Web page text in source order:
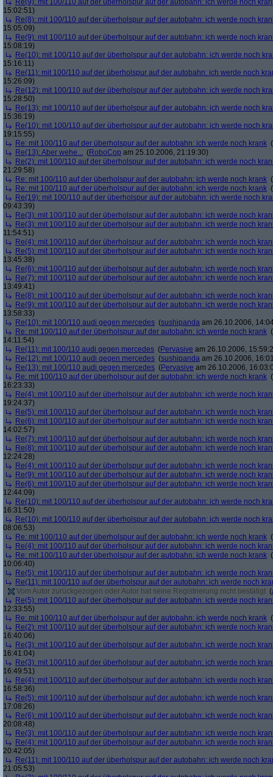
Re(9): mit 100/110 auf der überholspur auf der autobahn: ich werde noch
15:02:51)
Re(8): mit 100/110 auf der überholspur auf der autobahn: ich werde noch
15:05:09)
Re(9): mit 100/110 auf der überholspur auf der autobahn: ich werde noch
15:08:19)
Re(10): mit 100/110 auf der überholspur auf der autobahn: ich werde noch
15:16:11)
Re(11): mit 100/110 auf der überholspur auf der autobahn: ich werde noch
15:26:09)
Re(12): mit 100/110 auf der überholspur auf der autobahn: ich werde noch
15:28:50)
Re(13): mit 100/110 auf der überholspur auf der autobahn: ich werde noch
15:36:19)
Re(10): mit 100/110 auf der überholspur auf der autobahn: ich werde noch
19:15:55)
Re: mit 100/110 auf der überholspur auf der autobahn: ich werde noch krank (
Re(13): Aber wehe... (RoboCop am 25.10.2006, 21:19:30)
Re(2): mit 100/110 auf der überholspur auf der autobahn: ich werde noch
21:29:58)
Re: mit 100/110 auf der überholspur auf der autobahn: ich werde noch krank (
Re: mit 100/110 auf der überholspur auf der autobahn: ich werde noch krank (
Re(19): mit 100/110 auf der überholspur auf der autobahn: ich werde noch
09:43:39)
Re(3): mit 100/110 auf der überholspur auf der autobahn: ich werde noch
Re(3): mit 100/110 auf der überholspur auf der autobahn: ich werde noch
11:54:51)
Re(4): mit 100/110 auf der überholspur auf der autobahn: ich werde noch
Re(5): mit 100/110 auf der überholspur auf der autobahn: ich werde noch
13:45:38)
Re(6): mit 100/110 auf der überholspur auf der autobahn: ich werde noch
Re(7): mit 100/110 auf der überholspur auf der autobahn: ich werde noch
13:49:41)
Re(8): mit 100/110 auf der überholspur auf der autobahn: ich werde noch
Re(9): mit 100/110 auf der überholspur auf der autobahn: ich werde noch
13:58:33)
Re(10): mit 100/110 audi gegen mercedes (sushipanda am 26.10.2006,
Re: mit 100/110 auf der überholspur auf der autobahn: ich werde noch krank (
14:11:54)
Re(11): mit 100/110 audi gegen mercedes (Pervasive am 26.10.2006,
Re(12): mit 100/110 audi gegen mercedes (sushipanda am 26.10.2006,
Re(13): mit 100/110 audi gegen mercedes (Pervasive am 26.10.2006,
Re: mit 100/110 auf der überholspur auf der autobahn: ich werde noch krank (
16:23:33)
Re(4): mit 100/110 auf der überholspur auf der autobahn: ich werde noch
19:24:37)
Re(5): mit 100/110 auf der überholspur auf der autobahn: ich werde noch
Re(6): mit 100/110 auf der überholspur auf der autobahn: ich werde noch
14:02:57)
Re(7): mit 100/110 auf der überholspur auf der autobahn: ich werde noch
Re(8): mit 100/110 auf der überholspur auf der autobahn: ich werde noch
12:24:28)
Re(4): mit 100/110 auf der überholspur auf der autobahn: ich werde noch
Re(9): mit 100/110 auf der überholspur auf der autobahn: ich werde noch
Re(6): mit 100/110 auf der überholspur auf der autobahn: ich werde noch
12:44:09)
Re(10): mit 100/110 auf der überholspur auf der autobahn: ich werde noch
16:31:50)
Re(10): mit 100/110 auf der überholspur auf der autobahn: ich werde noch
08:06:53)
Re: mit 100/110 auf der überholspur auf der autobahn: ich werde noch krank (
Re(4): mit 100/110 auf der überholspur auf der autobahn: ich werde noch
Re: mit 100/110 auf der überholspur auf der autobahn: ich werde noch krank (
10:06:40)
Re(5): mit 100/110 auf der überholspur auf der autobahn: ich werde noch
Re(11): mit 100/110 auf der überholspur auf der autobahn: ich werde noch
Vom Autor zurückgezogen oder Autor hat seine Registrierung nicht bestätigt (
Re(5): mit 100/110 auf der überholspur auf der autobahn: ich werde noch
12:33:55)
Re: mit 100/110 auf der überholspur auf der autobahn: ich werde noch krank (
Re(2): mit 100/110 auf der überholspur auf der autobahn: ich werde noch
16:40:06)
Re(3): mit 100/110 auf der überholspur auf der autobahn: ich werde noch
16:41:04)
Re(3): mit 100/110 auf der überholspur auf der autobahn: ich werde noch
16:49:51)
Re(4): mit 100/110 auf der überholspur auf der autobahn: ich werde noch
16:58:36)
Re(5): mit 100/110 auf der überholspur auf der autobahn: ich werde noch
17:08:26)
Re(6): mit 100/110 auf der überholspur auf der autobahn: ich werde noch
20:08:48)
Re(3): mit 100/110 auf der überholspur auf der autobahn: ich werde noch
Re(4): mit 100/110 auf der überholspur auf der autobahn: ich werde noch
20:42:05)
Re(11): mit 100/110 auf der überholspur auf der autobahn: ich werde noch
21:05:53)